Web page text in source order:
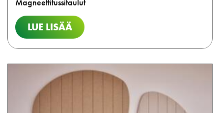
LUE LISÄÄ